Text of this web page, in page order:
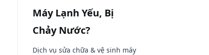
Máy Lạnh Yếu, Bị
Chảy Nước?
Dịch vụ sửa chữa & vệ sinh máy